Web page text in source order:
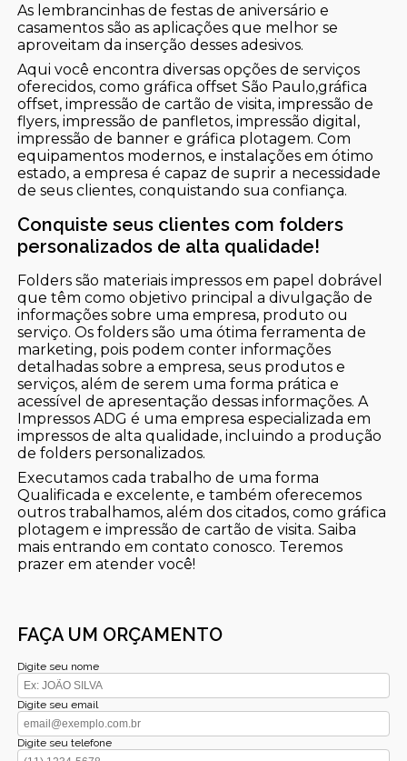
As lembrancinhas de festas de aniversário e
casamentos são as aplicações que melhor se
aproveitam da inserção desses adesivos.
Aqui você encontra diversas opções de serviços
oferecidos, como gráfica offset São Paulo,gráfica
offset, impressão de cartão de visita, impressão de
flyers, impressão de panfletos, impressão digital,
impressão de banner e gráfica plotagem. Com
equipamentos modernos, e instalações em ótimo
estado, a empresa é capaz de suprir a necessidade
de seus clientes, conquistando sua confiança.
Conquiste seus clientes com folders
personalizados de alta qualidade!
Folders são materiais impressos em papel dobrável
que têm como objetivo principal a divulgação de
informações sobre uma empresa, produto ou
serviço. Os folders são uma ótima ferramenta de
marketing, pois podem conter informações
detalhadas sobre a empresa, seus produtos e
serviços, além de serem uma forma prática e
acessível de apresentação dessas informações. A
Impressos ADG é uma empresa especializada em
impressos de alta qualidade, incluindo a produção
de folders personalizados.
Executamos cada trabalho de uma forma
Qualificada e excelente, e também oferecemos
outros trabalhamos, além dos citados, como gráfica
plotagem e impressão de cartão de visita. Saiba
mais entrando em contato conosco. Teremos
prazer em atender você!
FAÇA UM ORÇAMENTO
Digite seu nome
Digite seu email
Digite seu telefone